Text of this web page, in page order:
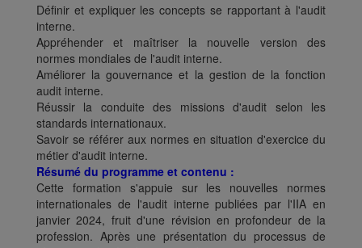
Définir et expliquer les concepts se rapportant à l'audit
interne.
Appréhender et maîtriser la nouvelle version des
normes mondiales de l'audit interne.
Améliorer la gouvernance et la gestion de la fonction
audit interne.
Réussir la conduite des missions d'audit selon les
standards internationaux.
Savoir se référer aux normes en situation d'exercice du
métier d'audit interne.
Résumé du programme et contenu :
Cette formation s'appuie sur les nouvelles normes
internationales de l'audit interne publiées par l'IIA en
janvier 2024, fruit d'une révision en profondeur de la
profession. Après une présentation du processus de